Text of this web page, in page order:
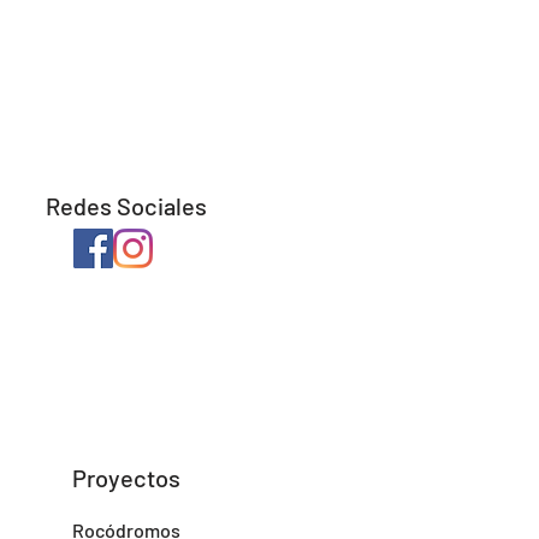
Redes Sociales
Proyectos
Rocódromos